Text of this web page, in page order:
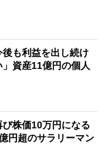
後も利益を出し続け
資産11億円の個人
び株価10万円になる
円超のサラリーマン